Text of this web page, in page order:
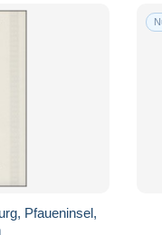
Pfaueninsel,